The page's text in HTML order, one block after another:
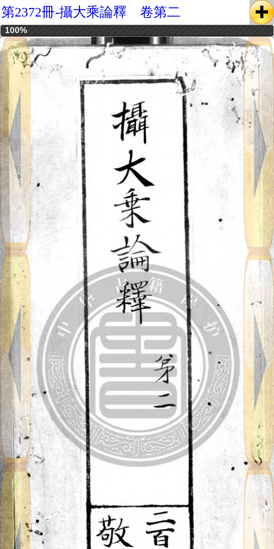
第2372冊-攝大乘論釋 卷第二
100%